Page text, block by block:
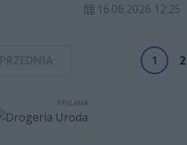
Iwaniska a
16.06.2026 12:25
1 2
REKLAMA